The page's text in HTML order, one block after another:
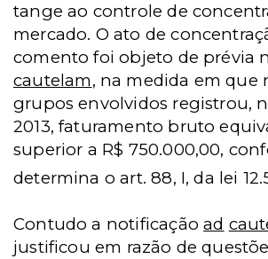
tange ao controle de
mercado. O ato de
comento foi objeto de prévia
cautelam, na medida em que
grupos envolvidos registrou,
2013, faturamento bruto
superior a R$ 750.000,00,
determina o art. 88, I, da lei
Contudo a notificaçãoad
justificou em razão de